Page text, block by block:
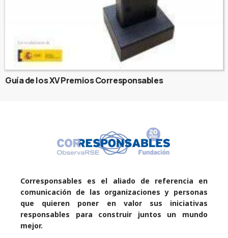
Guía de los XV Premios Corresponsables
Corresponsables es el aliado de referencia en
comunicación de las organizaciones y personas
que quieren poner en valor sus iniciativas
responsables para construir juntos un mundo
mejor.